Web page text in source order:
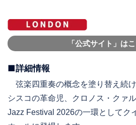
「公式サイト」は
■詳細情報
弦楽四重奏の概念を塗り替え続
シスコの革命児、クロノス・クァ
Jazz Festival 2026の一環としてク